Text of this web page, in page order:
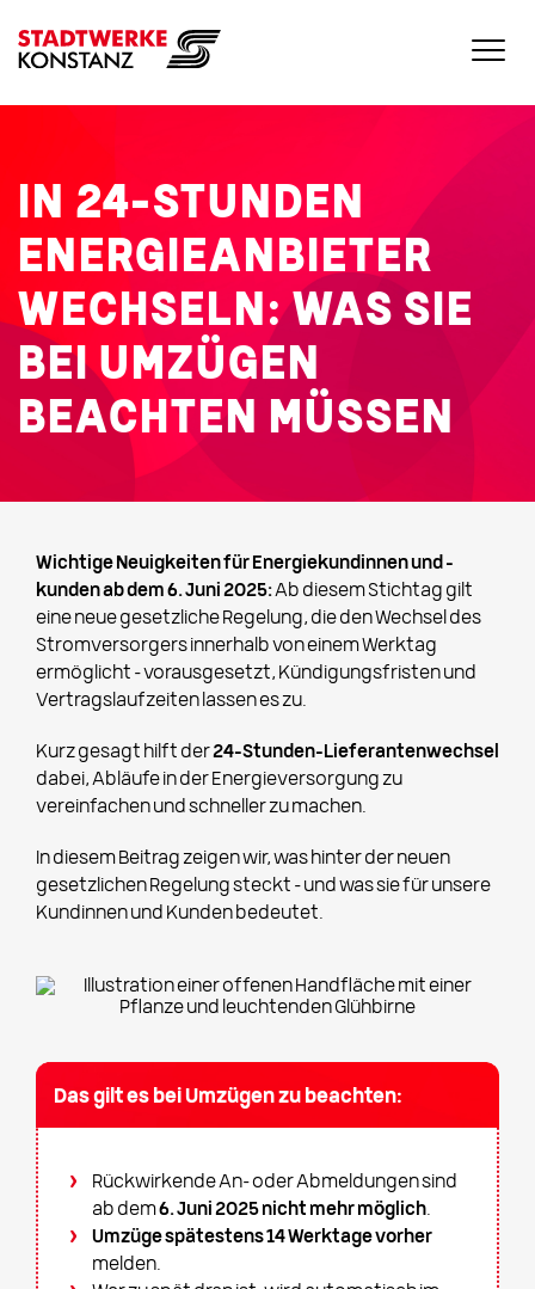
IN 24-STUNDEN
ENERGIEANBIETER
WECHSELN: WAS SIE
BEI UMZÜGEN
BEACHTEN MÜSSEN
Wichtige Neuigkeiten für Energiekundinnen und -
kunden ab dem 6. Juni 2025:Ab diesem Stichtag gilt
eine neue gesetzliche Regelung, die den Wechsel des
Stromversorgers innerhalb von einem Werktag
ermöglicht – vorausgesetzt, Kündigungsfristen und
Vertragslaufzeiten lassen es zu.
Kurz gesagt hilft der24-Stunden-Lieferantenwechsel
dabei, Abläufe in der Energieversorgung zu
vereinfachen und schneller zu machen.
In diesem Beitrag zeigen wir, was hinter der neuen
gesetzlichen Regelung steckt – und was sie für unsere
Kundinnen und Kunden bedeutet.
Das gilt es bei Umzügen zu beachten:
Rückwirkende An- oder Abmeldungen sind
ab dem6. Juni 2025 nicht mehr möglich.
Umzüge spätestens 14 Werktage vorher
melden.